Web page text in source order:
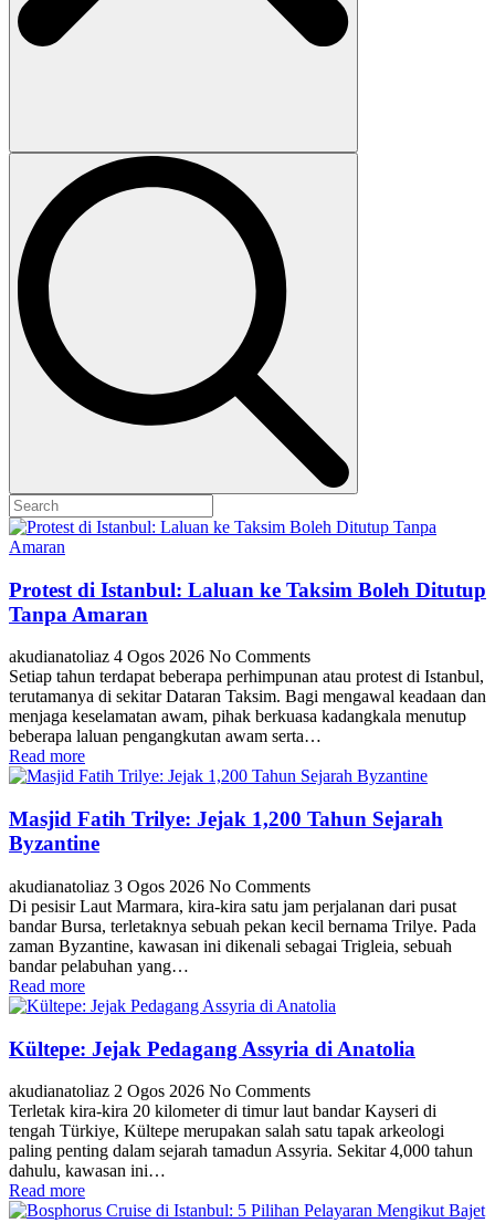
Protest di Istanbul: Laluan ke Taksim Boleh Ditutup
Tanpa Amaran
akudianatoliaz 4 Ogos 2026 No Comments
Setiap tahun terdapat beberapa perhimpunan atau protest di Istanbul,
terutamanya di sekitar Dataran Taksim. Bagi mengawal keadaan dan
menjaga keselamatan awam, pihak berkuasa kadangkala menutup
beberapa laluan pengangkutan awam serta…
Read more
Masjid Fatih Trilye: Jejak 1,200 Tahun Sejarah
Byzantine
akudianatoliaz 3 Ogos 2026 No Comments
Di pesisir Laut Marmara, kira-kira satu jam perjalanan dari pusat
bandar Bursa, terletaknya sebuah pekan kecil bernama Trilye. Pada
zaman Byzantine, kawasan ini dikenali sebagai Trigleia, sebuah
bandar pelabuhan yang…
Read more
Kültepe: Jejak Pedagang Assyria di Anatolia
akudianatoliaz 2 Ogos 2026 No Comments
Terletak kira-kira 20 kilometer di timur laut bandar Kayseri di
tengah Türkiye, Kültepe merupakan salah satu tapak arkeologi
paling penting dalam sejarah tamadun Assyria. Sekitar 4,000 tahun
dahulu, kawasan ini…
Read more